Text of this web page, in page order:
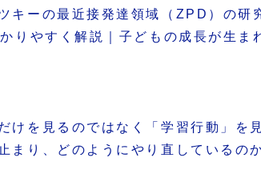
キーの最近接発達領域（ZPD）の研
りやすく解説｜子どもの成長が生ま
けを見るのではなく「学習行動」を
まり、どのようにやり直している